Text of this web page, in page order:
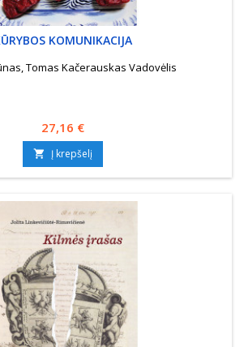
KOMUNIKACIJA
Tomas Kačerauskas Vadovėlis
Kaina
27,16 €
 Į krepšelį